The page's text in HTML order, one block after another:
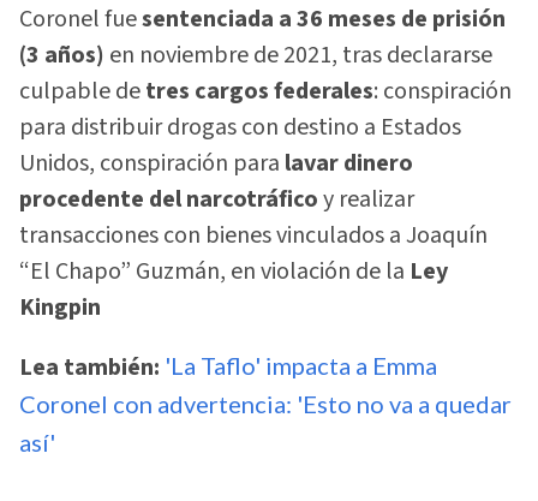
Coronel fuesentenciada a 36 meses de prisión
(3 años) en noviembre de 2021, tras declararse
culpable detres cargos federales: conspiración
para distribuir drogas con destino a Estados
Unidos, conspiración para lavar dinero
procedente del narcotráficoy realizar
transacciones con bienes vinculados a Joaquín
“El Chapo” Guzmán, en violación de la Ley
Kingpin
Lea también: 'La Taflo' impacta a Emma
Coronel con advertencia: 'Esto no va a quedar
así'